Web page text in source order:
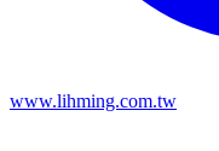
www.lihming.com.tw